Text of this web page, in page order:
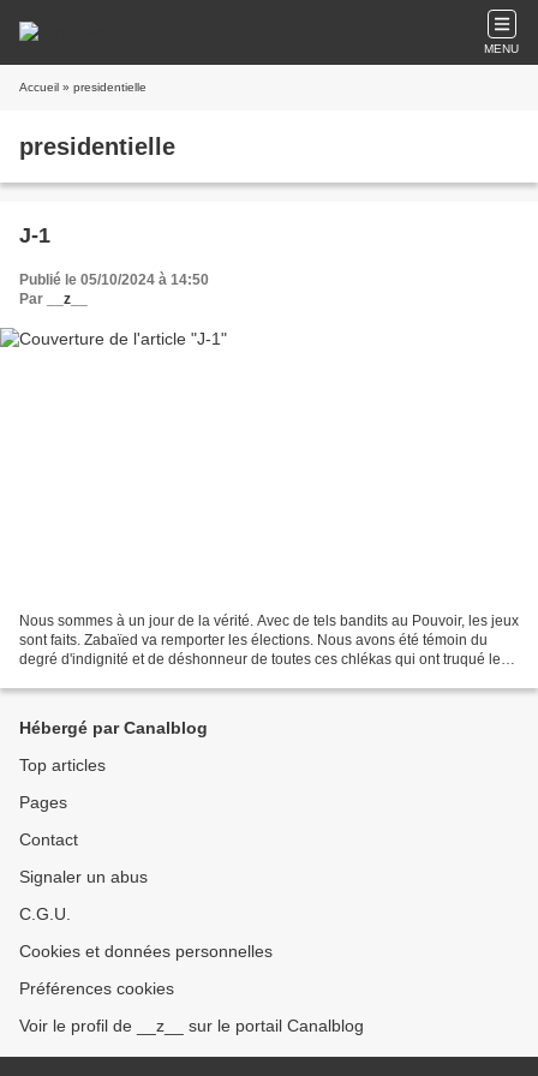
MENU
Accueil » presidentielle
presidentielle
J-1
Publié le 05/10/2024 à 14:50
Par
__z__
Nous sommes à un jour de la vérité. Avec de tels bandits au Pouvoir, les jeux
sont faits. Zabaïed va remporter les élections. Nous avons été témoin du
degré d'indignité et de déshonneur de toutes ces chlékas qui ont truqué le
Hébergé par Canalblog
Top articles
Pages
Contact
Signaler un abus
C.G.U.
Cookies et données personnelles
Préférences cookies
Voir le profil de __z__ sur le portail Canalblog